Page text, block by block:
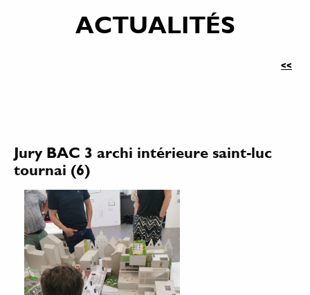
ACTUALITÉS
<<
Jury BAC 3 archi intérieure saint-luc
tournai (6)